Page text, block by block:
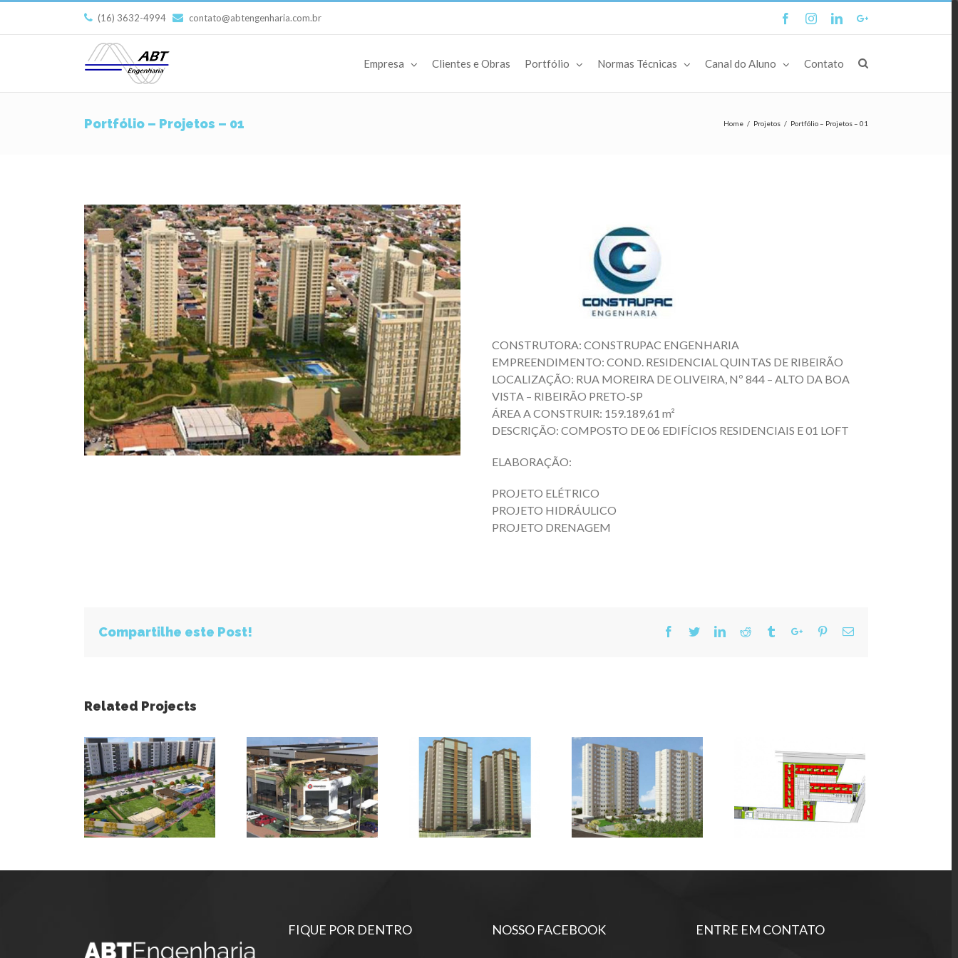
(16) 3632-4994 contato@abtengenharia.com.br FacebookInstagramLinkedinGoogle+
Empresa Clientes e Obras Portfólio Normas Técnicas Canal do Aluno Contato
Portfólio – Projetos – 01 Home / Projetos / Portfólio – Projetos – 01
CONSTRUTORA: CONSTRUPAC ENGENHARIA
EMPREENDIMENTO: COND. RESIDENCIAL QUINTAS DE RIBEIRÃO
LOCALIZAÇÃO: RUA MOREIRA DE OLIVEIRA, Nº 844 – ALTO DA BOA
VISTA – RIBEIRÃO PRETO-SP
ÁREA A CONSTRUIR: 159.189,61 m²
DESCRIÇÃO: COMPOSTO DE 06 EDIFÍCIOS RESIDENCIAIS E 01 LOFT
ELABORAÇÃO:
PROJETO ELÉTRICO
PROJETO HIDRÁULICO
PROJETO DRENAGEM
Compartilhe este Post! Facebook
TwitterLinkedinReddit TumblrGoogle+PinterestEmail
Related Projects
Portfólio –
Projetos – 02
Portfólio –
Projetos – 03
Portfólio –
Projetos – 04
Portfólio –
Projetos – 05
Portfólio –
Projetos – 06
FIQUE POR DENTRO NOSSO FACEBOOK ENTRE EM CONTATO